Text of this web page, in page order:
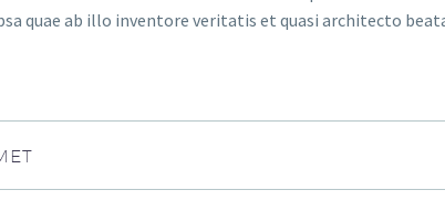
quae ab illo inventore veritatis et quasi architecto